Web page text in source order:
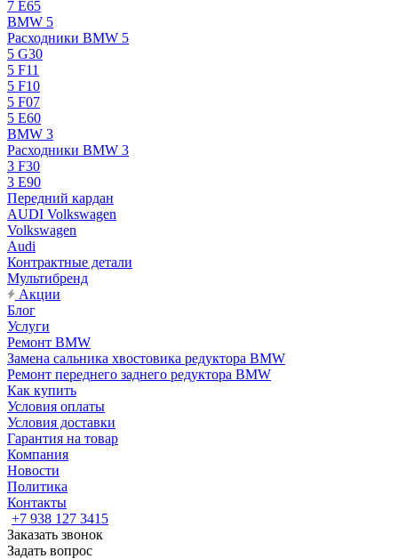
7 E65
BMW 5
Расходники BMW 5
5 G30
5 F11
5 F10
5 F07
5 E60
BMW 3
Расходники BMW 3
3 F30
3 E90
Передний кардан
AUDI Volkswagen
Volkswagen
Audi
Контрактные детали
Мультибренд
Акции
Блог
Услуги
Ремонт BMW
Замена сальника хвостовика редуктора BMW
Ремонт переднего заднего редуктора BMW
Как купить
Условия оплаты
Условия доставки
Гарантия на товар
Компания
Новости
Политика
Контакты
+7 938 127 3415
Заказать звонок
Задать вопрос